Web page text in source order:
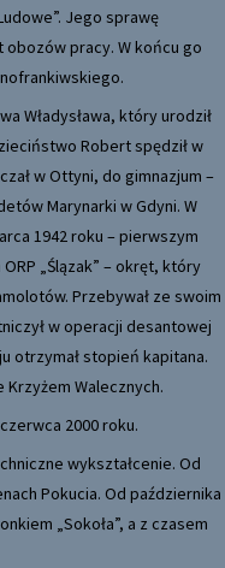
Jego sprawę
obozów pracy. W końcu go
Władysława, który urodził
Robert spędził w
w Ottyni, do gimnazjum –
Marynarki w Gdyni. W
1942 roku – pierwszym
„Ślązak” – okręt, który
Przebywał ze swoim
w operacji desantowej
otrzymał stopień kapitana.
Walecznych.
2000 roku.
wykształcenie. Od
Pokucia. Od października
„Sokoła”, a z czasem